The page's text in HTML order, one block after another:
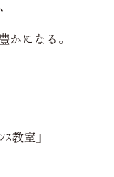
かになる。
教室」